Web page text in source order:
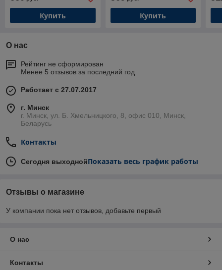
Купить Купить
О нас
Рейтинг не сформирован
Менее 5 отзывов за последний год
Работает с 27.07.2017
г. Минск
г. Минск, ул. Б. Хмельницкого, 8, офис 010, Минск,
Беларусь
Контакты
Сегодня выходнойПоказать весь график работы
Отзывы о магазине
У компании пока нет отзывов, добавьте первый
О нас
Контакты